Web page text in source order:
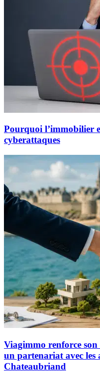
Pourquoi l’immobilier
cyberattaques
Viagimmo renforce
un partenariat avec les
Chateaubriand